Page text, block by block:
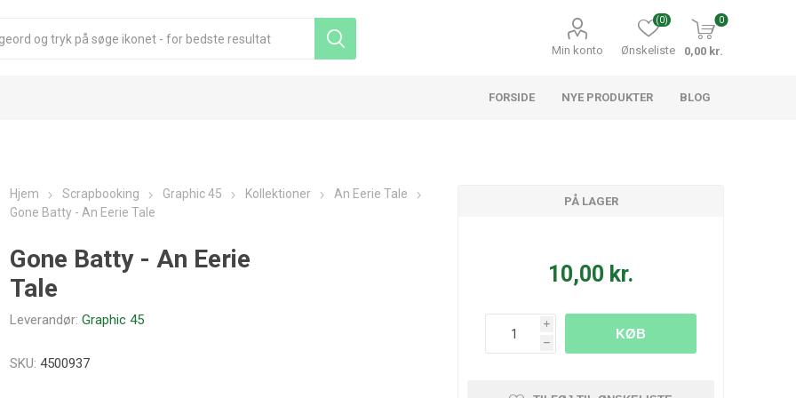
Min konto Ønskeliste
(0) 0
0,00 kr.
FORSIDE NYE PRODUKTER BLOG
Hjem Scrapbooking Graphic 45 Kollektioner
An Eerie Tale
Gone Batty - An Eerie Tale
Gone Batty - An Eerie
Tale
Leverandør: Graphic 45
SKU: 4500937
PÅ LAGER
10,00 kr.
i
h
KØB